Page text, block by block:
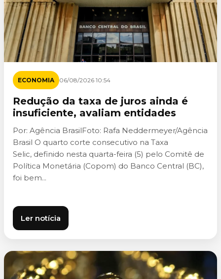
ECONOMIA 06/08/2026 10:54
Redução da taxa de juros ainda é
insuficiente, avaliam entidades
Por: Agência BrasilFoto: Rafa Neddermeyer/Agência
Brasil O quarto corte consecutivo na Taxa
Selic, definido nesta quarta-feira (5) pelo Comitê de
Política Monetária (Copom) do Banco Central (BC),
foi bem...
Ler notícia